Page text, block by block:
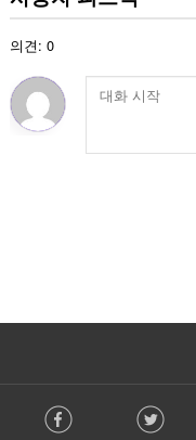
의견: 0
o Facebook Twitter